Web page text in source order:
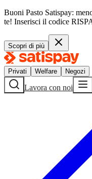
Buoni Pasto Satispay:
te! Inserisci il codice
Scopri di più
Privati Welfare Negozi
Lavora con noi